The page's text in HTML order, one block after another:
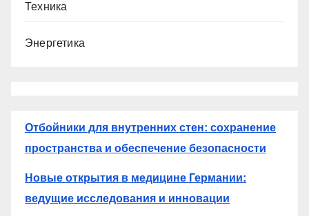
Техника
Энергетика
Отбойники для внутренних стен: сохранение
пространства и обеспечение безопасности
Новые открытия в медицине Германии:
ведущие исследования и инновации